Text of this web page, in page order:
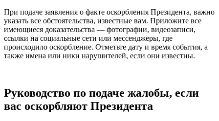
При подаче заявления о факте оскорбления Президента, важно
указать все обстоятельства, известные вам. Приложите все
имеющиеся доказательства — фотографии, видеозаписи,
ссылки на социальные сети или мессенджеры, где
происходило оскорбление. Отметьте дату и время события, а
также имена или ники нарушителей, если они известны.
Руководство по подаче жалобы, если
вас оскорбляют Президента